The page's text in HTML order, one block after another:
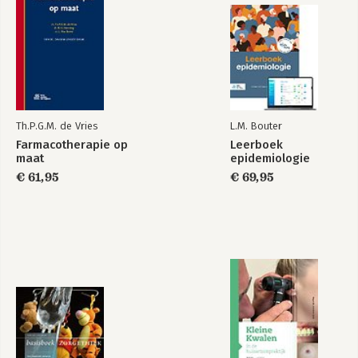
Th.P.G.M. de Vries
Farmacotherapie op
maat
€ 61,95
L.M. Bouter
Leerboek
epidemiologie
€ 69,95